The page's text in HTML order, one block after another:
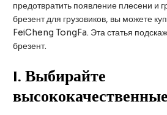
предотвратить появление плесени и
брезент для грузовиков, вы можете
FeiCheng TongFa. Эта статья
брезент.
I. Выбирайте